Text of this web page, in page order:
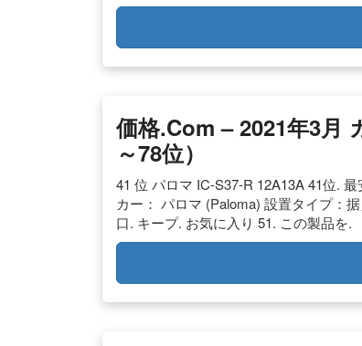
価格.com – 2021年3月
～78位）
41 位 パロマ IC-S37-R 12A13A 41位.
カー： パロマ (Paloma) 設置タイプ：
口. キープ. お気に入り 51. この製品を.